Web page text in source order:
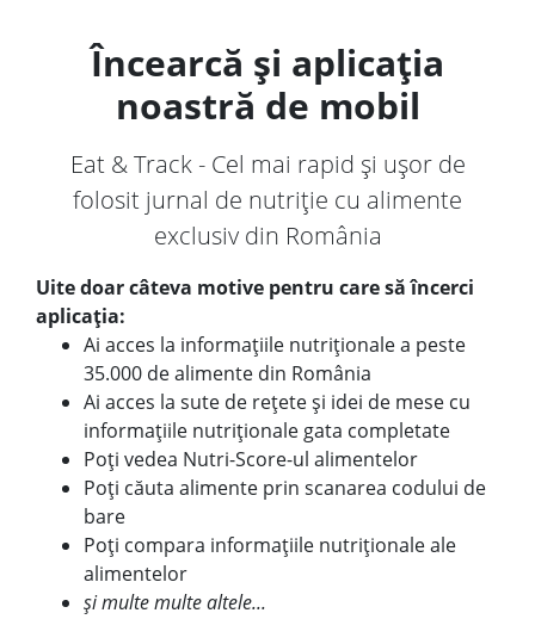
Încearcă și aplicația
noastră de mobil
Eat & Track - Cel mai rapid și ușor de
folosit jurnal de nutriție cu alimente
exclusiv din România
Uite doar câteva motive pentru care să încerci
aplicația:
Ai acces la informațiile nutriționale a peste
35.000 de alimente din România
Ai acces la sute de rețete și idei de mese cu
informațiile nutriționale gata completate
Poți vedea Nutri-Score-ul alimentelor
Poți căuta alimente prin scanarea codului de
bare
Poți compara informațiile nutriționale ale
alimentelor
și multe multe altele...